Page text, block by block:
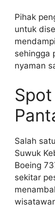
Pihak
untuk
sehingga
nyaman
Salah
Suwuk
Boeing
sekitar